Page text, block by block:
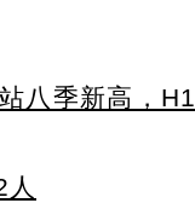
八季新高，H1